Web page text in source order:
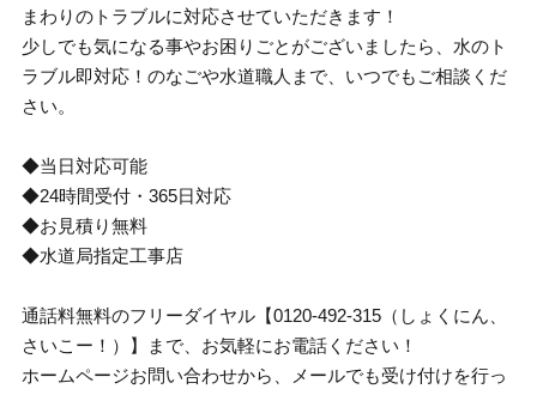
まわりのトラブルに対応させていただきます！
少しでも気になる事やお困りごとがございましたら、水のト
ラブル即対応！のなごや水道職人まで、いつでもご相談くだ
さい。
◆当日対応可能
◆24時間受付・365日対応
◆お見積り無料
◆水道局指定工事店
通話料無料のフリーダイヤル【0120-492-315（しょくにん、
さいこー！）】まで、お気軽にお電話ください！
ホームページお問い合わせから、メールでも受け付けを行っ